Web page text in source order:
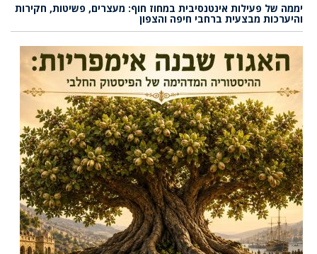
יממה של פעילות אינטנסיבית במחוז חוף: מעצרים, פשיטות, חקירות
והיערכות מבצעית ברחבי חיפה והצפון